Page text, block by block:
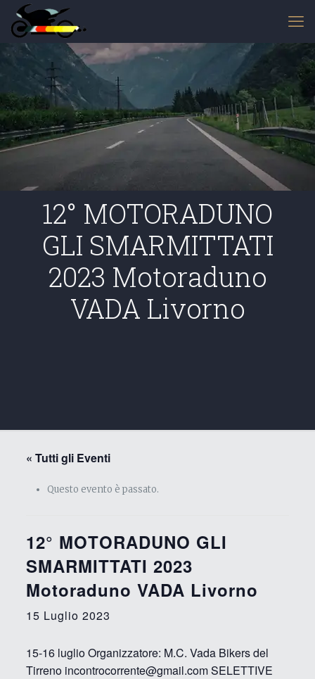
12° MOTORADUNO
GLI SMARMITTATI
2023 Motoraduno
VADA Livorno
« Tutti gli Eventi
Questo evento è passato.
12° MOTORADUNO GLI
SMARMITTATI 2023
Motoraduno VADA Livorno
15 Luglio 2023
15-16 luglio Organizzatore: M.C. Vada Bikers del
Tirreno incontrocorrente@gmail.com SELETTIVE